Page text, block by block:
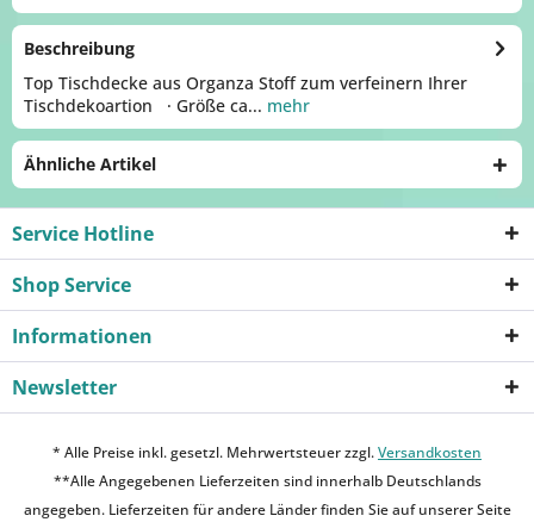
Beschreibung
Top Tischdecke aus Organza Stoff zum verfeinern Ihrer
Tischdekoartion · Größe ca... mehr
Ähnliche Artikel
Service Hotline
Shop Service
Informationen
Newsletter
* Alle Preise inkl. gesetzl. Mehrwertsteuer zzgl.Versandkosten
**Alle Angegebenen Lieferzeiten sind innerhalb Deutschlands
angegeben. Lieferzeiten für andere Länder finden Sie auf unserer Seite